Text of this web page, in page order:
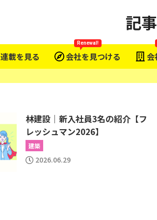
連載を見る 会社を見つける
Renewal!
会
記
林建設｜新入社員3名の紹介【フ
レッシュマン2026】
建築
2026.06.29